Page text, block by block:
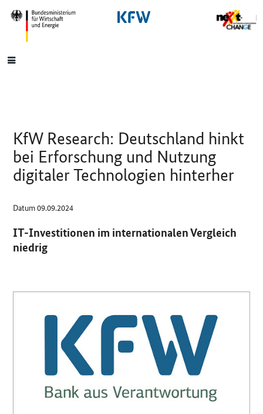
SrOnlyNavigation
Hauptmenü
KfW Research: Deutschland hinkt
bei Erforschung und Nutzung
digitaler Technologien hinterher
Datum09.09.2024
IT-Investitionen im internationalen Vergleich
niedrig